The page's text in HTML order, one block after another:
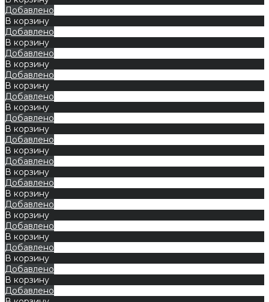
Добавлено
В корзину
Добавлено
В корзину
Добавлено
В корзину
Добавлено
В корзину
Добавлено
В корзину
Добавлено
В корзину
Добавлено
В корзину
Добавлено
В корзину
Добавлено
В корзину
Добавлено
В корзину
Добавлено
В корзину
Добавлено
В корзину
Добавлено
В корзину
Добавлено